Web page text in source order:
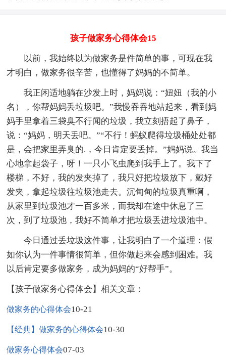
孩子做家务心得体会15
以前，我始终以为做家务是件简单的事，可现在我
才明白，做家务很辛苦，也懂得了妈妈的不简单。
我正闲适地躺在沙发上时，妈妈说：“妞妞（我的小
名），你帮妈妈丢垃圾吧。”我慢吞吞地站起来，看到妈
妈手里拿着三袋臭不行闻的垃圾，我立刻捂起了鼻子，
说：“妈妈，明天丢吧。”“不行！蚂蚁爬得垃圾桶处处都
是，会把家里弄臭的.，今日肯定要丢掉。”妈妈说。我当
心地拿起袋子，呀！一只小飞虫爬到我手上了。我下了
楼梯，不好，我的发夹掉了，我只好把垃圾放下，戴好
发夹，拿起垃圾往垃圾池走去。沉甸甸的垃圾真重啊，
从家里到垃圾池才一百多米，而我却在途中休息了三
次，到了垃圾池，我好不简单才把垃圾丢进垃圾池中。
今日通过丢垃圾这件事，让我明白了一个道理：假
如你认为一件事情很简单，但你做起来会感到困难。我
以后肯定要多做家务，成为妈妈的“好帮手”。
【孩子做家务心得体会】相关文章：
做家务的心得体会10-21
【经典】做家务的心得体会10-30
做家务心得体会07-03